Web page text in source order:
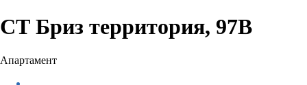
СТ Бриз территория, 97В
Апартамент